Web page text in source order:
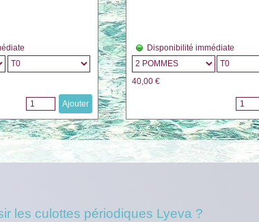
Ajouter
Disponibilité immédiate
40,00 €
les culottes périodiques Lyeva ?